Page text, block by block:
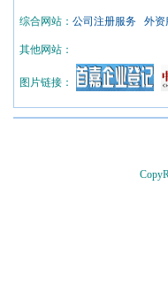
综合网站： 公司注册服务 外资
其他网站：
图片链接：